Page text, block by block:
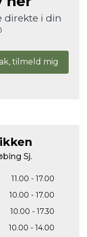
direkte i din
tilmeld mig
Sj.
11.00 - 17.00
10.00 - 17.00
10.00 - 17.30
10.00 - 14.00